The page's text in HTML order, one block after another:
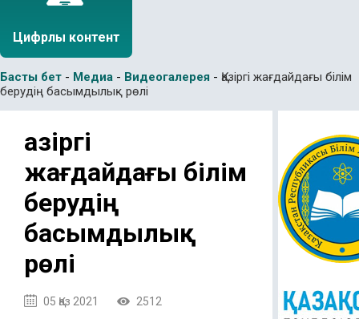
Цифрлы контент
Басты бет - Медиа - Видеогалерея - Қазіргі жағдайдағы білім
берудің басымдылық рөлі
Қазіргі
жағдайдағы білім
берудің
басымдылық
рөлі
05 Қаз 2021 2512